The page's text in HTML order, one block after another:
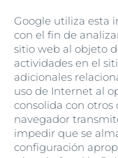
Google utiliza esta
con el fin de
sitio web al objeto
actividades en el
adicionales
uso de Internet al
consolida con otros
navegador
impedir que se
configuración